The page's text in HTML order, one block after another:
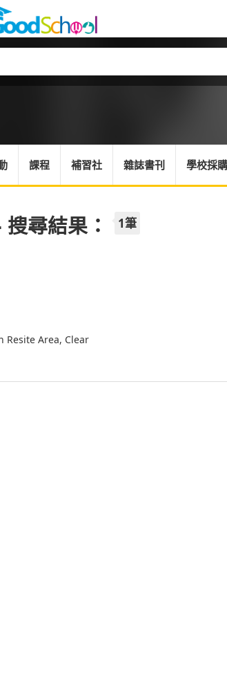
課程 補習社 雜誌書刊 學校採
尋結果： 1筆
Resite Area, Clear